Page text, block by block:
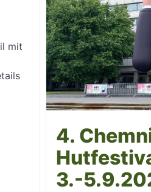
mit
4.
3.-